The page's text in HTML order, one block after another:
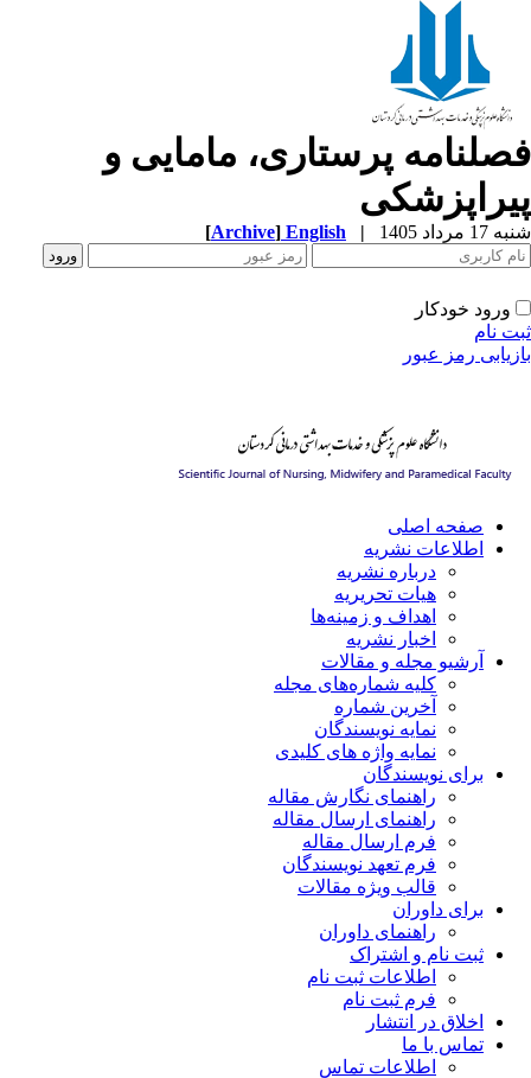
پرستاری، مامایی و
مرداد 1405 |
English
[Archive]
ورود خودکار
نام
رمز عبور
صفحه اصلی
اطلاعات نشریه
درباره نشریه
هیات تحریریه
اهداف و زمینه‌ها
اخبار نشریه
آرشیو مجله و مقالات
کلیه شماره‌های مجله
آخرین شماره
نمایه نویسندگان
نمایه واژه های کلیدی
برای نویسندگان
راهنمای نگارش مقاله
راهنمای ارسال مقاله
فرم ارسال مقاله
فرم تعهد نویسندگان
قالب ویژه مقالات
برای داوران
راهنمای داوران
ثبت نام و اشتراک
اطلاعات ثبت نام
فرم ثبت نام
اخلاق در انتشار
تماس با ما
اطلاعات تماس